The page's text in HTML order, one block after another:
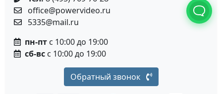
office@powervideo.ru
5335@mail.ru
пн-пт с 10:00 до 19:00
сб-вс с 10:00 до 19:00
Обратный звонок